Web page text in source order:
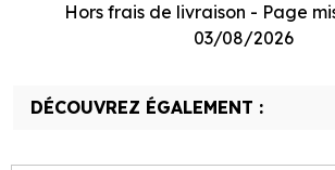
Hors frais de livraison - Page
03/08/2026
DÉCOUVREZ ÉGALEMENT :